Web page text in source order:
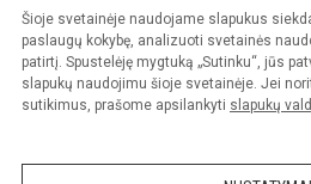
Šioje svetainėje naudojame slapukus
paslaugų kokybę, analizuoti svetainės
patirtį. Spustelėję mygtuką „Sutinku“, jūs
slapukų naudojimu šioje svetainėje. Jei
sutikimus, prašome apsilankyti slapukų
© 2022. Klaipėdos Prano Mašioto
Kopijuoti turinį be raštiško įstaigos
Prieinamumo paraiška
Sumanus būdas atnaujinti